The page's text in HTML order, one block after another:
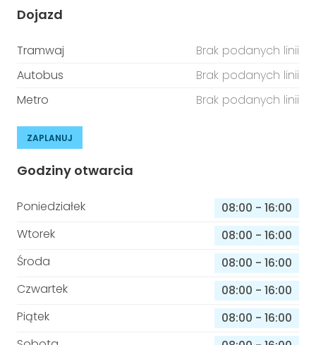
Dojazd
Tramwaj
Brak podanych linii
Autobus
Brak podanych linii
Metro
Brak podanych linii
ZAPLANUJ
Godziny otwarcia
Poniedziałek 08:00 - 16:00
Wtorek
08:00 - 16:00
Środa
08:00 - 16:00
Czwartek
08:00 - 16:00
Piątek
08:00 - 16:00